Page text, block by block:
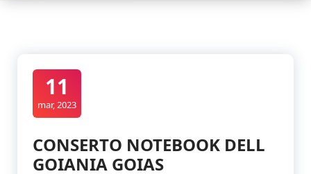
11
mar, 2023
CONSERTO NOTEBOOK DELL
GOIANIA GOIAS